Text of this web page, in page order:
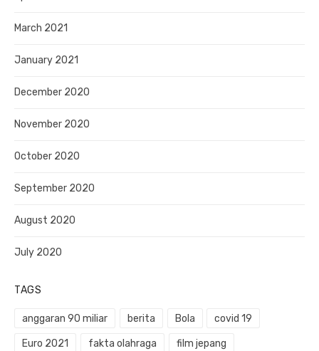
March 2021
January 2021
December 2020
November 2020
October 2020
September 2020
August 2020
July 2020
TAGS
anggaran 90 miliar berita Bola covid 19
Euro 2021 fakta olahraga film jepang